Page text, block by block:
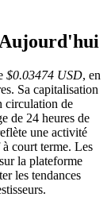
$0.03474 USD, en
Sa capitalisation
circulation de
de 24 heures de
une activité
court terme. Les
la plateforme
les tendances